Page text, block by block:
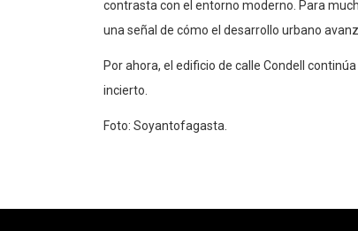
contrasta con el entorno moderno. Para
una señal de cómo el desarrollo urbano
Por ahora, el edificio de calle Condell
incierto.
Foto: Soyantofagasta.